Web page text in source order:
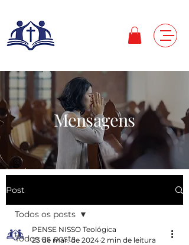
Mensagens
Post
Todos os posts
Todos os posts
PENSE NISSO Teológica
23 de mar. de 2024 2 min de leitura